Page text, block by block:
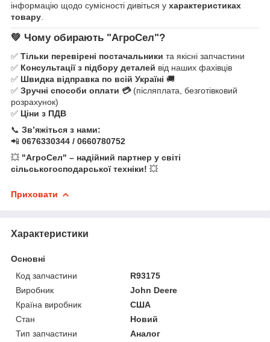
інформацію щодо сумісності дивіться у характеристиках
товару
💚 Чому обирають "АгроСел"?
✅ Тільки перевірені постачальники та якісні запчастини
✅ Консультації з підбору деталей від наших фахівців
✅ Швидка відправка по всій Україні 🚚
✅ Зручні способи оплати 💳(післяплата, безготівковий
розрахунок)
✅ Ціни з ПДВ
📞 Зв’яжіться з нами:
📲 0676330344 / 0660780752
💥 "АгроСел" – надійний партнер у світі
сільськогосподарської техніки! 💥
Приховати
Характеристики
Основні
Код запчастини
R93175
Виробник
John Deere
Країна виробник
США
Стан
Новий
Тип запчастини
Аналог